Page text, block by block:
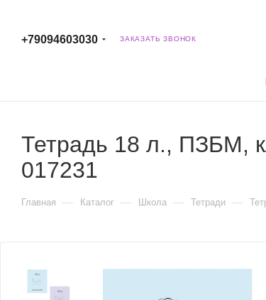
+79094603030 ЗАКАЗАТЬ ЗВОНОК
Тетрадь 18 л., ПЗБМ,
017231
Главная — Каталог — Школа — Тетради —